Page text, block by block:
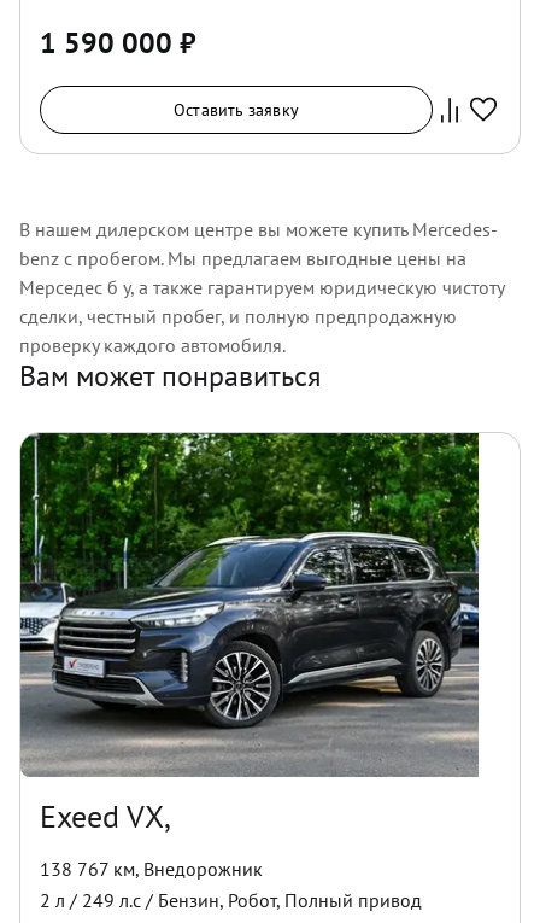
1 590 000 ₽
Оставить заявку
В нашем дилерском центре вы можете купить Mercedes-
benz с пробегом. Мы предлагаем выгодные цены на
Мерседес б у, а также гарантируем юридическую чистоту
сделки, честный пробег, и полную предпродажную
проверку каждого автомобиля.
Вам может понравиться
Exeed VX,
138 767 км, Внедорожник
2 л / 249 л.с / Бензин, Робот, Полный привод